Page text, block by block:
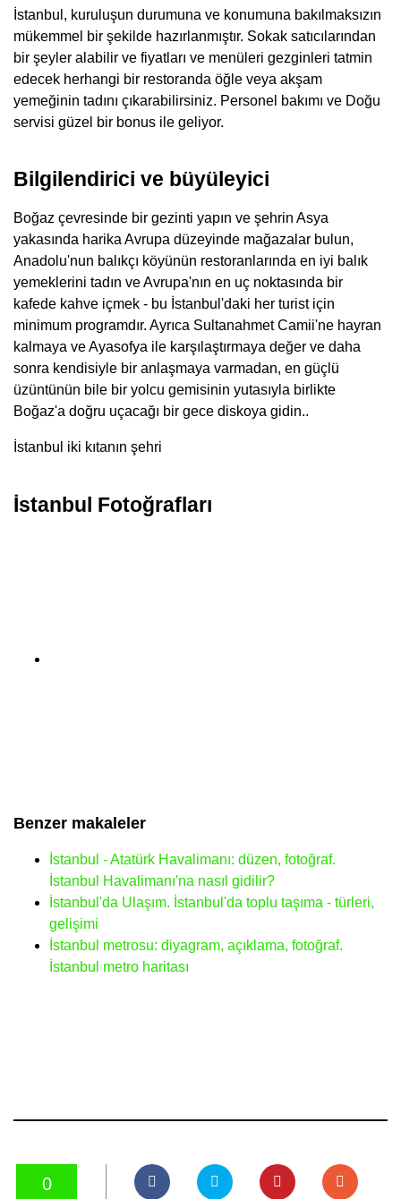
İstanbul, kuruluşun durumuna ve konumuna bakılmaksızın
mükemmel bir şekilde hazırlanmıştır. Sokak satıcılarından
bir şeyler alabilir ve fiyatları ve menüleri gezginleri tatmin
edecek herhangi bir restoranda öğle veya akşam
yemeğinin tadını çıkarabilirsiniz. Personel bakımı ve Doğu
servisi güzel bir bonus ile geliyor.
Bilgilendirici ve büyüleyici
Boğaz çevresinde bir gezinti yapın ve şehrin Asya
yakasında harika Avrupa düzeyinde mağazalar bulun,
Anadolu'nun balıkçı köyünün restoranlarında en iyi balık
yemeklerini tadın ve Avrupa'nın en uç noktasında bir
kafede kahve içmek - bu İstanbul'daki her turist için
minimum programdır. Ayrıca Sultanahmet Camii'ne hayran
kalmaya ve Ayasofya ile karşılaştırmaya değer ve daha
sonra kendisiyle bir anlaşmaya varmadan, en güçlü
üzüntünün bile bir yolcu gemisinin yutasıyla birlikte
Boğaz'a doğru uçacağı bir gece diskoya gidin..
İstanbul iki kıtanın şehri
İstanbul Fotoğrafları
Benzer makaleler
İstanbul - Atatürk Havalimanı: düzen, fotoğraf.
İstanbul Havalimanı'na nasıl gidilir?
İstanbul'da Ulaşım. İstanbul'da toplu taşıma - türleri,
gelişimi
İstanbul metrosu: diyagram, açıklama, fotoğraf.
İstanbul metro haritası
0